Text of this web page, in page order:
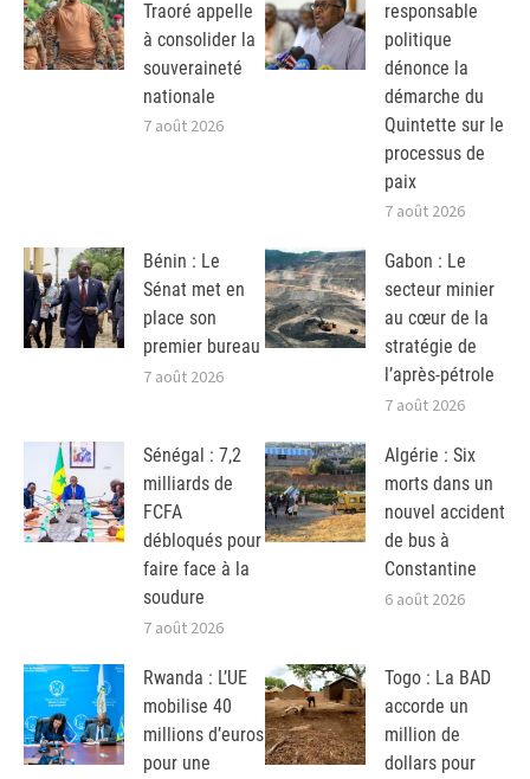
Traoré appelle
à consolider la
souveraineté
nationale
7 août 2026
responsable
politique
dénonce la
démarche du
Quintette sur le
processus de
paix
7 août 2026
Bénin : Le
Sénat met en
place son
premier bureau
7 août 2026
Gabon : Le
secteur minier
au cœur de la
stratégie de
l’après-pétrole
7 août 2026
Sénégal : 7,2
milliards de
FCFA
débloqués pour
faire face à la
soudure
7 août 2026
Algérie : Six
morts dans un
nouvel accident
de bus à
Constantine
6 août 2026
Rwanda : L’UE
mobilise 40
millions d’euros
pour une
Togo : La BAD
accorde un
million de
dollars pour